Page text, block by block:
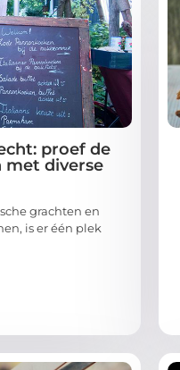
proef de
met diverse
grachten en
is er één plek